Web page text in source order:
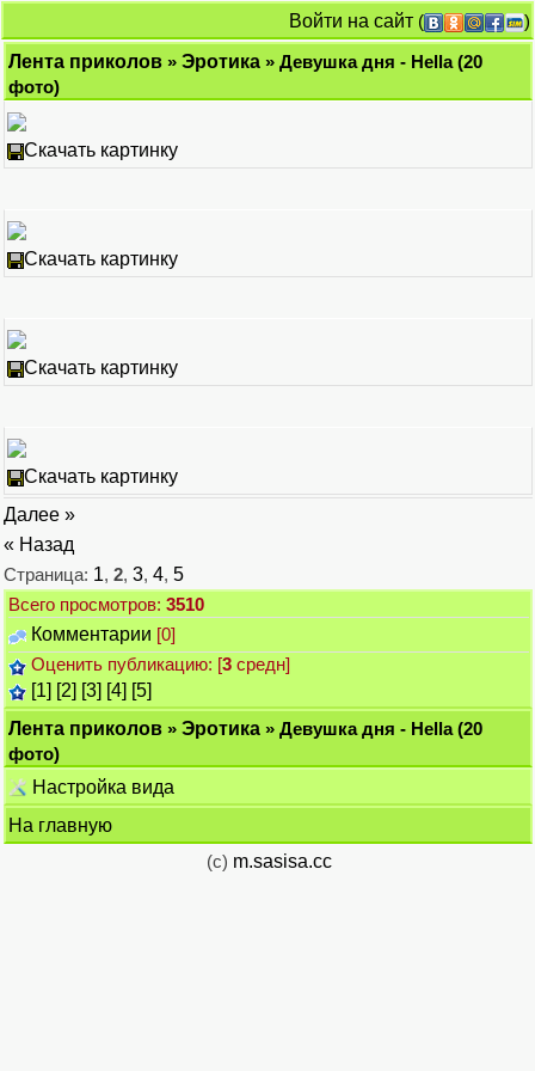
Войти на сайт (
)
Лента приколов » Эротика » Девушка дня - Hella (20
фото)
Скачать картинку
Скачать картинку
Скачать картинку
Скачать картинку
Далее »
« Назад
Страница: 1, 2, 3, 4, 5
Всего просмотров: 3510
Комментарии [0]
Оценить публикацию: [3 средн]
[1] [2] [3] [4] [5]
Лента приколов » Эротика » Девушка дня - Hella (20
фото)
Настройка вида
На главную
(c) m.sasisa.cc